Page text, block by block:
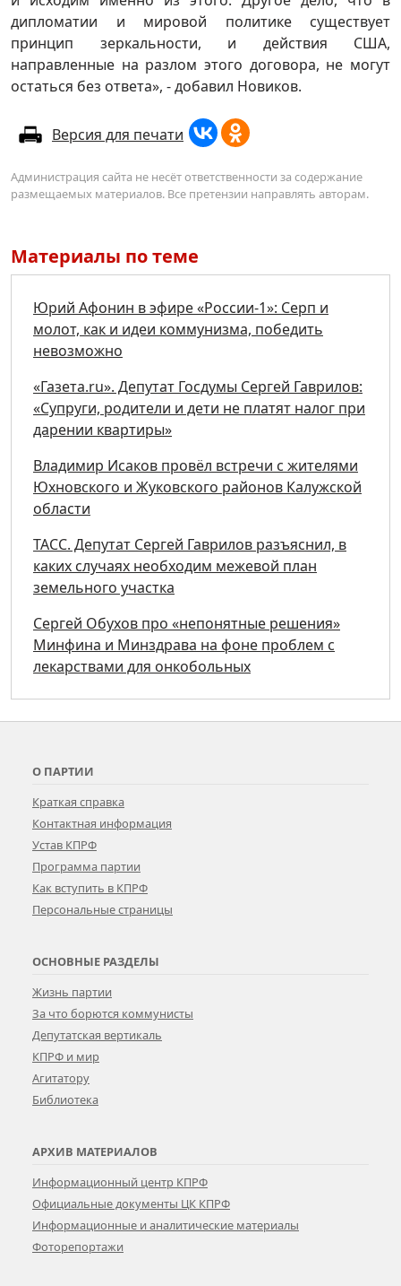
дипломатии и мировой политике существует
принцип зеркальности, и действия США,
направленные на разлом этого договора, не могут
остаться без ответа», - добавил Новиков.
Версия для печати
Администрация сайта не несёт ответственности за содержание
размещаемых материалов. Все претензии направлять авторам.
Материалы по теме
Юрий Афонин в эфире «России-1»: Серп и
молот, как и идеи коммунизма, победить
невозможно
«Газета.ru». Депутат Госдумы Сергей Гаврилов:
«Супруги, родители и дети не платят налог при
дарении квартиры»
Владимир Исаков провёл встречи с жителями
Юхновского и Жуковского районов Калужской
области
ТАСС. Депутат Сергей Гаврилов разъяснил, в
каких случаях необходим межевой план
земельного участка
Сергей Обухов про «непонятные решения»
Минфина и Минздрава на фоне проблем с
лекарствами для онкобольных
О ПАРТИИ
Краткая справка
Контактная информация
Устав КПРФ
Программа партии
Как вступить в КПРФ
Персональные страницы
ОСНОВНЫЕ РАЗДЕЛЫ
Жизнь партии
За что борются коммунисты
Депутатская вертикаль
КПРФ и мир
Агитатору
Библиотека
АРХИВ МАТЕРИАЛОВ
Информационный центр КПРФ
Официальные документы ЦК КПРФ
Информационные и аналитические материалы
Фоторепортажи